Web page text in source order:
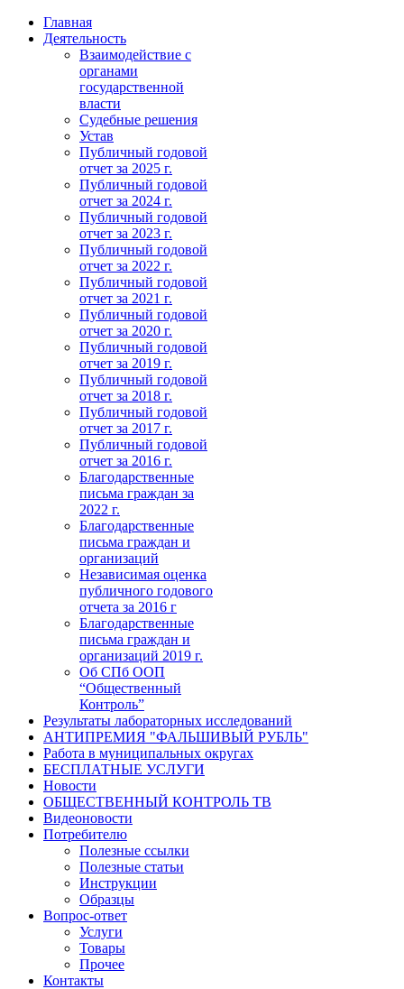
Главная
Деятельность
Взаимодействие с
органами
государственной
власти
Судебные решения
Устав
Публичный годовой
отчет за 2025 г.
Публичный годовой
отчет за 2024 г.
Публичный годовой
отчет за 2023 г.
Публичный годовой
отчет за 2022 г.
Публичный годовой
отчет за 2021 г.
Публичный годовой
отчет за 2020 г.
Публичный годовой
отчет за 2019 г.
Публичный годовой
отчет за 2018 г.
Публичный годовой
отчет за 2017 г.
Публичный годовой
отчет за 2016 г.
Благодарственные
письма граждан за
2022 г.
Благодарственные
письма граждан и
организаций
Независимая оценка
публичного годового
отчета за 2016 г
Благодарственные
письма граждан и
организаций 2019 г.
Об СПб ООП
“Общественный
Контроль”
Результаты лабораторных исследований
АНТИПРЕМИЯ "ФАЛЬШИВЫЙ РУБЛЬ"
Работа в муниципальных округах
БЕСПЛАТНЫЕ УСЛУГИ
Новости
ОБЩЕСТВЕННЫЙ КОНТРОЛЬ ТВ
Видеоновости
Потребителю
Полезные ссылки
Полезные статьи
Инструкции
Образцы
Вопрос-ответ
Услуги
Товары
Прочее
Контакты